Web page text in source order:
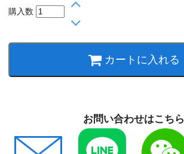
購入数
カートに入れる
お問い合わせはこちら